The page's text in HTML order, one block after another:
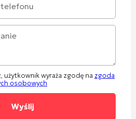
użytkownik wyraża zgodę na zgoda
osobowych